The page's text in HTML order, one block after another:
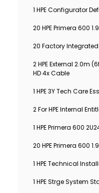
1 HPE Configurator
20 HPE Primera 600
20 Factory Integrated
2 HPE External 2.0m
HD 4x Cable
1 HPE 3Y Tech Care
2 For HPE Internal
1 HPE Primera 600
20 HPE Primera 600
1 HPE Technical
1 HPE Strge System